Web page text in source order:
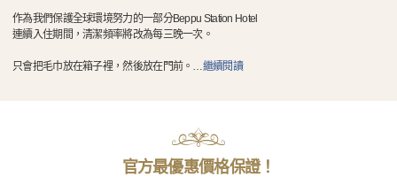
作為我們保護全球環境努力的一部分Beppu Station Hotel
連續入住期間，清潔頻率將改為每三晚一次。
只會把毛巾放在箱子裡，然後放在門前。 …繼續閱讀
官方最優惠價格保證！